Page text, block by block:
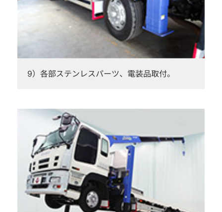
9）各部ステンレスパーツ、電装品取付。